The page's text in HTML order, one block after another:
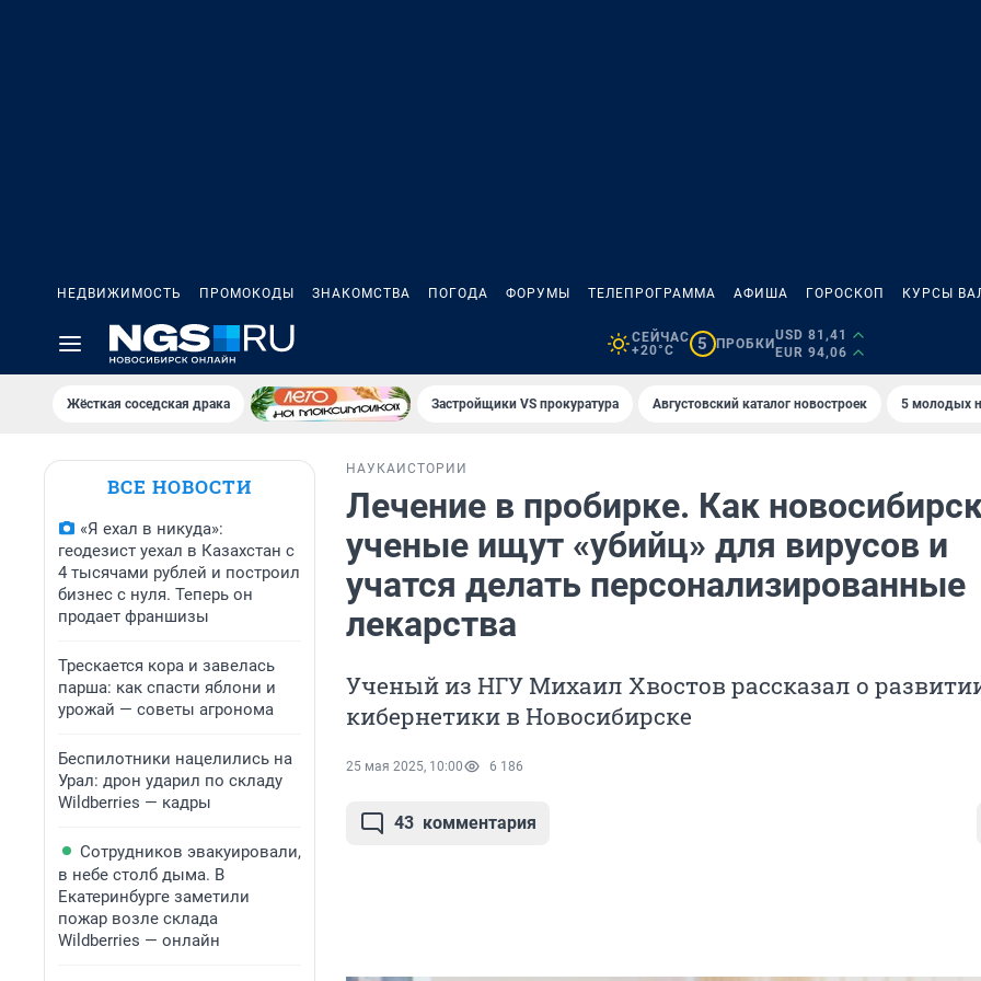
НЕДВИЖИМОСТЬ ПРОМОКОДЫ ЗНАКОМСТВА ПОГОДА ФОРУМЫ ТЕЛЕПРОГРАММА АФИША ГОРОСКОП КУРСЫ
СЕЙЧАС
+20°C
5 ПРОБКИ
USD 81,41
EUR 94,06
Жёсткая соседская драка Застройщики VS прокуратура Августовский каталог новостроек 5 молодых
ВСЕ НОВОСТИ
«Я ехал в никуда»:
геодезист уехал в Казахстан с
4 тысячами рублей и построил
бизнес с нуля. Теперь он
продает франшизы
Трескается кора и завелась
парша: как спасти яблони и
урожай — советы агронома
Беспилотники нацелились на
Урал: дрон ударил по складу
Wildberries — кадры
Сотрудников эвакуировали,
в небе столб дыма. В
Екатеринбурге заметили
пожар возле склада
Wildberries — онлайн
НАУКА ИСТОРИИ
Лечение в пробирке. Как
ученые ищут «убийц» для вирусов и
учатся делать персонализированные
лекарства
Ученый из НГУ Михаил Хвостов рассказал о
кибернетики в Новосибирске
25 мая 2025, 10:00 6 186
43 комментария